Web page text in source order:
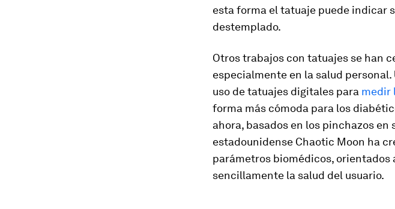
esta forma el tatuaje puede indicar
destemplado.
Otros trabajos con tatuajes se han
especialmente en la salud
uso de tatuajes digitales para medir
forma más cómoda para los
ahora, basados en los pinchazos
estadounidense Chaotic Moon ha
parámetros biomédicos, orientados
sencillamente la salud del usuario.